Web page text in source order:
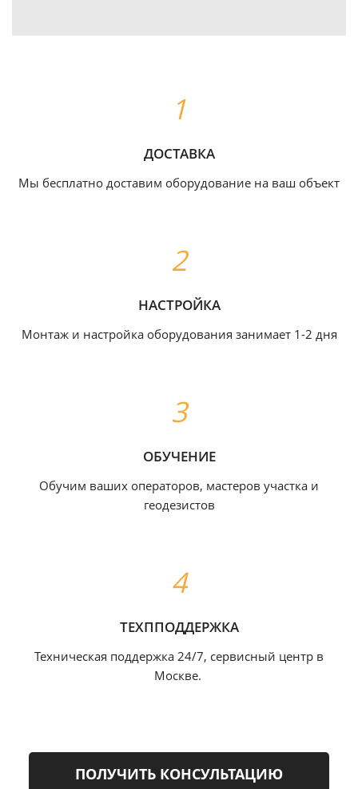
ДОСТАВКА
Мы бесплатно доставим оборудование на ваш объект
НАСТРОЙКА
Монтаж и настройка оборудования занимает 1-2 дня
ОБУЧЕНИЕ
Обучим ваших операторов, мастеров участка и
геодезистов
ТЕХППОДДЕРЖКА
Техническая поддержка 24/7, сервисный центр в
Москве.
ПОЛУЧИТЬ КОНСУЛЬТАЦИЮ